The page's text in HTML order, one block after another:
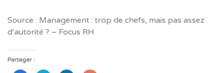
Source : Management : trop de chefs, mais pas assez
d’autorité ? – Focus RH
Partager :